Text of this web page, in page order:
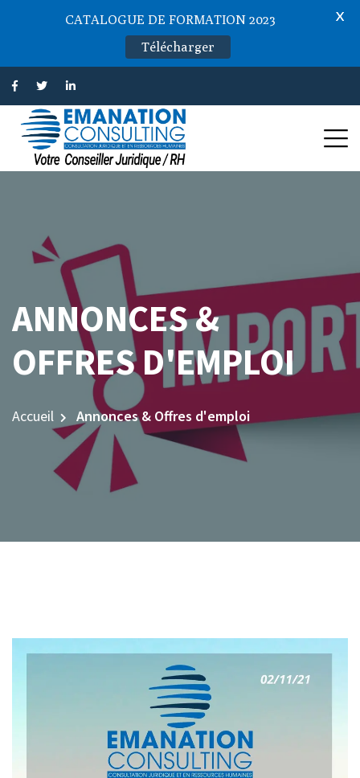
ANNONCES &
OFFRES D'EMPLOI
Accueil Annonces & Offres d'emploi
CATALOGUE DE FORMATION 2023
Télécharger
X